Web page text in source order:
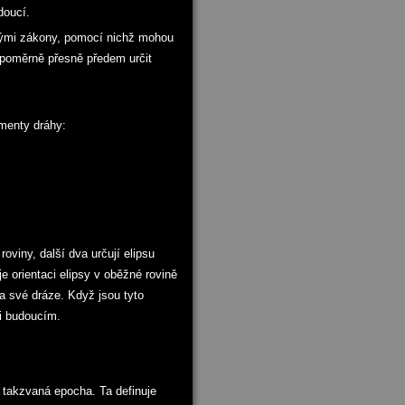
zákony, pomocí nichž mohou
přesně předem určit
dráhy:
další dva určují elipsu
orientaci elipsy v oběžné rovině
své dráze. Když jsou tyto
budoucím.
epocha. Ta definuje